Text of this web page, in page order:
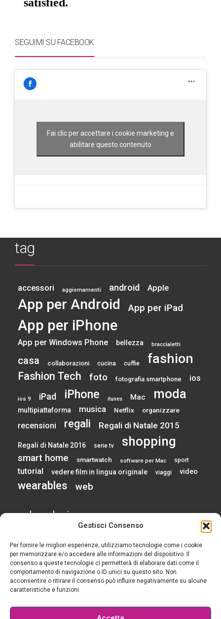
Gestisci Consenso
Per fornire le migliori esperienze, utilizziamo tecnologie come i cookie
per memorizzare e/o accedere alle informazioni del dispositivo. Il
consenso a queste tecnologie ci permetterà di elaborare dati come il
comportamento di navigazione o ID unici su questo sito. Non
acconsentire o ritirare il consenso può influire negativamente su alcune
caratteristiche e funzioni.
SEGUIMI SU FACEBOOK
Fai clic per accettare i cookie marketing e
abilitare questo contenuto
tag
accessori aggiornamenti android Apple
App per Android App per iPad
App per iPhone
App per Windows Phone bellezza braccialetti
casa collaborazioni cucina cuffie fashion
Fashion Tech foto fotografia smartphone ios
ios 9 iPad iPhone itunes Mac moda
multipiattaforma musica Netflix organizzare
recensioni regali Regali di Natale 2015
Regali di Natale 2016 serie tv shopping
smart home smartwatch software per Mac sport
tutorial vedere film in lingua originale viaggi video
wearables web
calendario
AGOSTO 2026
L M M G V S
1
2
10
11 12 13 14 15
16